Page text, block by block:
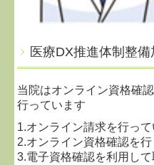
医療DX推進体制整
当院はオンライン資格確
行っています
1.オンライン請求を行っ
2.オンライン資格確認を
3.電子資格確認を利用し